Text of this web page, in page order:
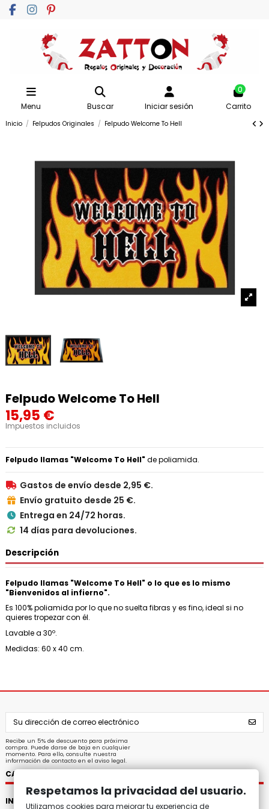
Menu Buscar Iniciar sesión
0
Carrito
Inicio Felpudos Originales Felpudo Welcome To Hell
Felpudo Welcome To Hell
15,95 €
Impuestos incluidos
Felpudo llamas "Welcome To Hell"de poliamida.
 Gastos de envío desde 2,95 €.
 Envío gratuito desde 25 €.
 Entrega en 24/72 horas.
 14 días para devoluciones.
Descripción
Felpudo llamas "Welcome To Hell" o lo que es lo mismo
"Bienvenidos al infierno".
Es 100% poliamida por lo que no suelta fibras y es fino, ideal si no
quieres tropezar con él.
Lavable a 30º.
Medidas: 60 x 40 cm.
Recibe un 5% de descuento para próxima
compra. Puede darse de baja en cualquier
momento. Para ello, consulte nuestra
información de contacto en el aviso legal.
CATEGORÍAS
INFORMACIÓN
Respetamos la privacidad del usuario.
Utilizamos cookies para mejorar tu experiencia de